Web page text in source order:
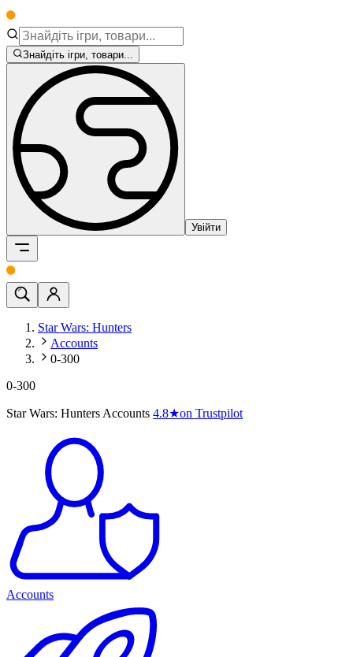
Знайдіть ігри, товари...
Увійти
Star Wars: Hunters
Accounts
0-300
0-300
Star Wars: Hunters Accounts 4.8★on Trustpilot
Accounts